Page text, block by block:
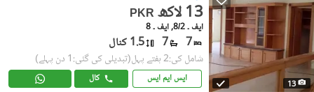
13
PKR 13 لاکھ
ایف ۔ 8/2, ایف ۔ 8
7
7 1.5 کنال
شامل کی:2 ہفتے پہل (تبدیلی کی گئی:1 دن پہلے)
ایس ایم ایس کال